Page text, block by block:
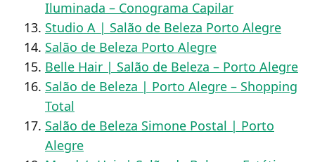
Iluminada – Conograma Capilar
Studio A | Salão de Beleza Porto Alegre
Salão de Beleza Porto Alegre
Belle Hair | Salão de Beleza – Porto Alegre
Salão de Beleza | Porto Alegre – Shopping
Total
Salão de Beleza Simone Postal | Porto
Alegre